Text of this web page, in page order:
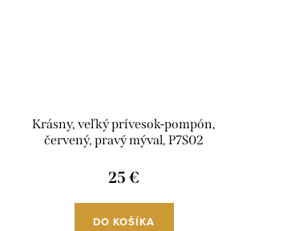
Krásny, veľký prívesok-pompón,
červený, pravý mýval, P7S02
25 €
DO KOŠÍKA